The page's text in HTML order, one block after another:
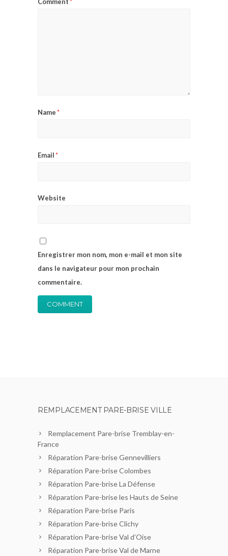
Name*
Email*
Website
Enregistrer mon nom, mon e-mail et mon site
dans le navigateur pour mon prochain
commentaire.
REMPLACEMENT PARE-BRISE VILLE
Remplacement Pare-brise Tremblay-en-
France
Réparation Pare-brise Gennevilliers
Réparation Pare-brise Colombes
Réparation Pare-brise La Défense
Réparation Pare-brise les Hauts de Seine
Réparation Pare-brise Paris
Réparation Pare-brise Clichy
Réparation Pare-brise Val d’Oise
Réparation Pare-brise Val de Marne